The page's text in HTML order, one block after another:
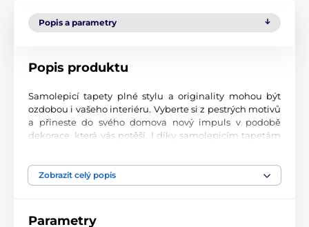
Popis a parametry
Popis produktu
Samolepicí tapety plné stylu a originality mohou být
ozdobou i vašeho interiéru. Vyberte si z pestrých motivů
a přineste do svého domova nový impuls v podobě
dekorace, která vás potěší. I díky samolepicím tapetám
Perfektní tiskové zpracování
materiál s jemným povrchem a matným vzhledem. Tisk
Zobrazit celý popis
Parametry